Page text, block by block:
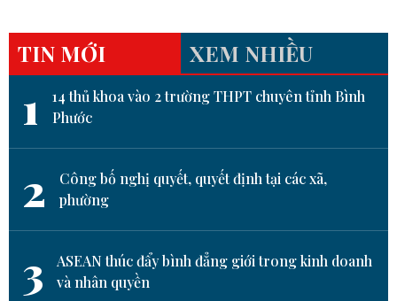
TIN MỚI XEM NHIỀU
1
14 thủ khoa vào 2 trường THPT chuyên tỉnh Bình
Phước
2
Công bố nghị quyết, quyết định tại các xã,
phường
3
ASEAN thúc đẩy bình đẳng giới trong kinh doanh
và nhân quyền